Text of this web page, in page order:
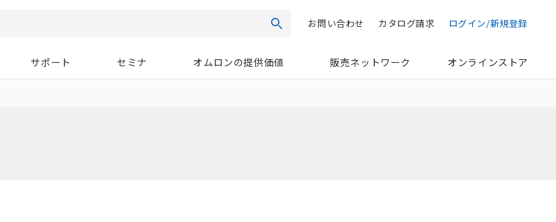
検索 ログイン/新規登録
カタログ請求
お問い合わせ
サポート セミナ オムロンの提供価値 販売ネットワーク オンラインストア